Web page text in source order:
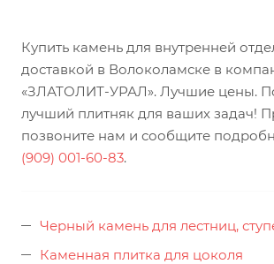
Купить камень для внутренней
доставкой в Волоколамске в
«ЗЛАТОЛИТ-УРАЛ». Лучшие цены.
лучший плитняк для ваших задач!
позвоните нам и сообщите
(909) 001-60-83.
Черный камень для лестниц,
Каменная плитка для цоколя